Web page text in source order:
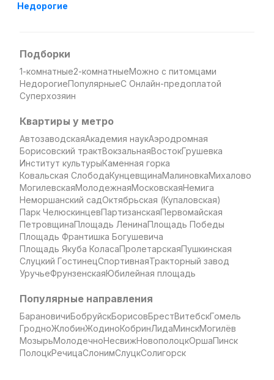
Недорогие
Подборки
1-комнатные2-комнатныеМожно с питомцами
НедорогиеПопулярныеС Онлайн-предоплатой
Суперхозяин
Квартиры у метро
АвтозаводскаяАкадемия наукАэродромная
Борисовский трактВокзальнаяВостокГрушевка
Институт культурыКаменная горка
Ковальская СлободаКунцевщинаМалиновкаМихалово
МогилевскаяМолодежнаяМосковскаяНемига
Неморшанский садОктябрьская (Купаловская)
Парк ЧелюскинцевПартизанскаяПервомайская
ПетровщинаПлощадь ЛенинаПлощадь Победы
Площадь Франтишка Богушевича
Площадь Якуба КоласаПролетарскаяПушкинская
Слуцкий ГостинецСпортивнаяТракторный завод
УручьеФрунзенскаяЮбилейная площадь
Популярные направления
БарановичиБобруйскБорисовБрестВитебскГомель
ГродноЖлобинЖодиноКобринЛидаМинскМогилёв
МозырьМолодечноНесвижНовополоцкОршаПинск
ПолоцкРечицаСлонимСлуцкСолигорск